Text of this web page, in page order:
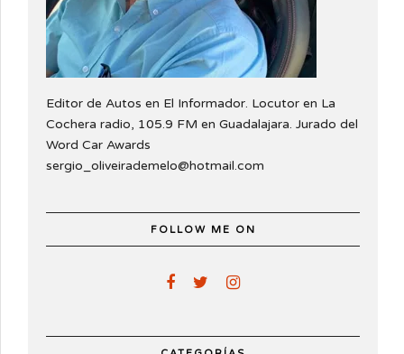
Editor de Autos en El Informador. Locutor en La
Cochera radio, 105.9 FM en Guadalajara. Jurado del
Word Car Awards
sergio_oliveirademelo@hotmail.com
FOLLOW ME ON